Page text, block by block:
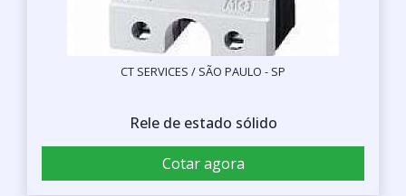
CT SERVICES / SÃO PAULO - SP
Rele de estado sólido
Cotar agora